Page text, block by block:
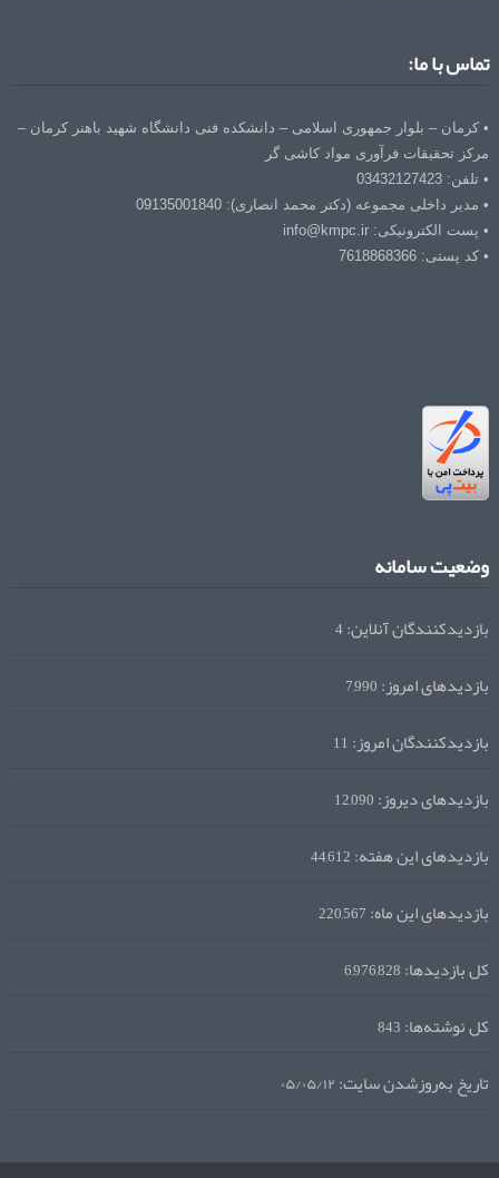
تماس با ما:
• کرمان – بلوار جمهوری اسلامی – دانشکده فنی دانشگاه شهید باهنر کرمان –
مرکز تحقیقات فرآوری مواد کاشی گر
• تلفن: 03432127423
• مدیر داخلی مجموعه (دکتر محمد انصاری): 09135001840
• پست الکترونیکی: info@kmpc.ir
• کد پستی: 7618868366
وضعیت سامانه
بازدیدکنندگان آنلاین:4
بازدیدهای امروز:7,990
بازدیدکنندگان امروز:11
بازدیدهای دیروز:12,090
بازدیدهای این هفته:44,612
بازدیدهای این ماه:220,567
کل بازدیدها:6,976,828
کل نوشته‌ها:843
تاریخ به‌روزشدن سایت:۰۵/۰۵/۱۲